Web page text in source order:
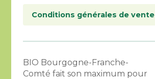
Conditions générales de vente
BIO Bourgogne-Franche-
Comté fait son maximum pour